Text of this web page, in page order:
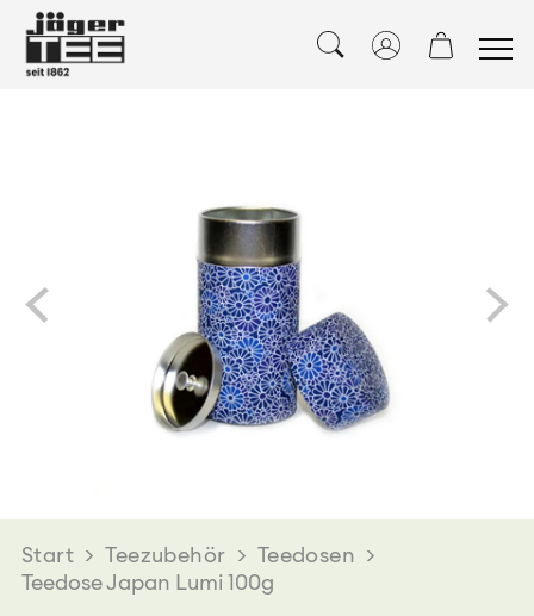
Start > Teezubehör > Teedosen >
Teedose Japan Lumi 100g